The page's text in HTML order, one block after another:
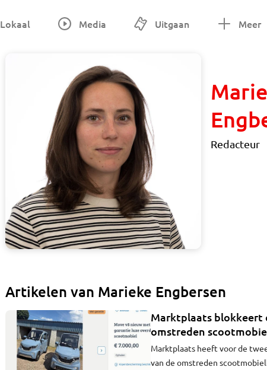
Lokaal Media Uitgaan Meer
Redacteur
Artikelen van Marieke Engbersen
Marktplaats blokkeert
omstreden
Marktplaats heeft voor de
van de omstreden